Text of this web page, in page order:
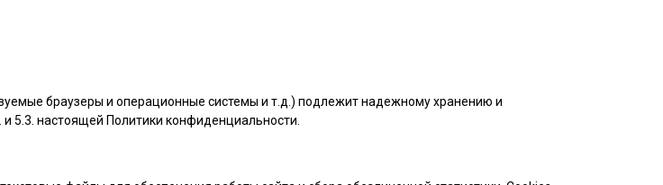
браузеры и операционные системы и т.д.) подлежит надежному хранению и
5.3. настоящей Политики конфиденциальности.